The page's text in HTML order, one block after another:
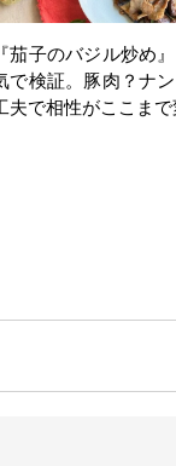
『茄子のバジル炒め
で検証。豚肉？ナ
夫で相性がここまで